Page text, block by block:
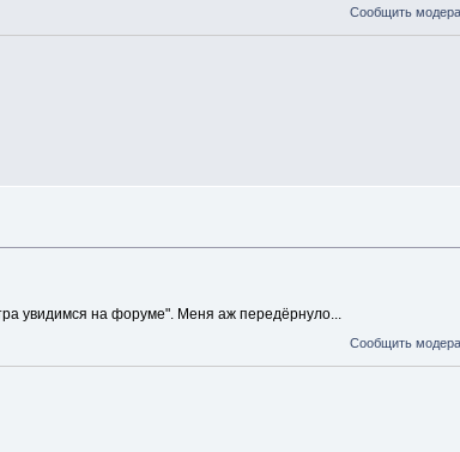
Сообщить
увидимся на форуме". Меня аж передёрнуло...
Сообщить